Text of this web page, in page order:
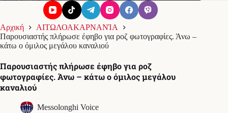
Αρχική
ΑΙΤΩΛΟΑΚΑΡΝΑΝΊΑ
Παρουσιαστής πλήρωσε έφηβο για ροζ φωτογραφίες. Άνω –
κάτω ο όμιλος μεγάλου καναλιού
Παρουσιαστής πλήρωσε έφηβο για ροζ
φωτογραφίες. Άνω – κάτω ο όμιλος μεγάλου
καναλιού
Messolonghi Voice